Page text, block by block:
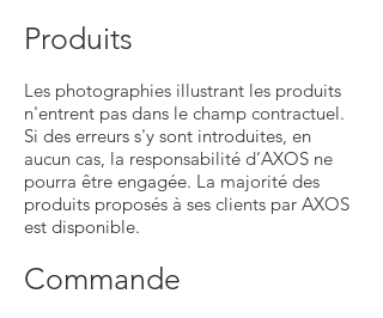
Produits
Les photographies illustrant les produits
n'entrent pas dans le champ contractuel.
Si des erreurs s'y sont introduites, en
aucun cas, la responsabilité d’AXOS ne
pourra être engagée. La majorité des
produits proposés à ses clients par AXOS
est disponible.
Commande